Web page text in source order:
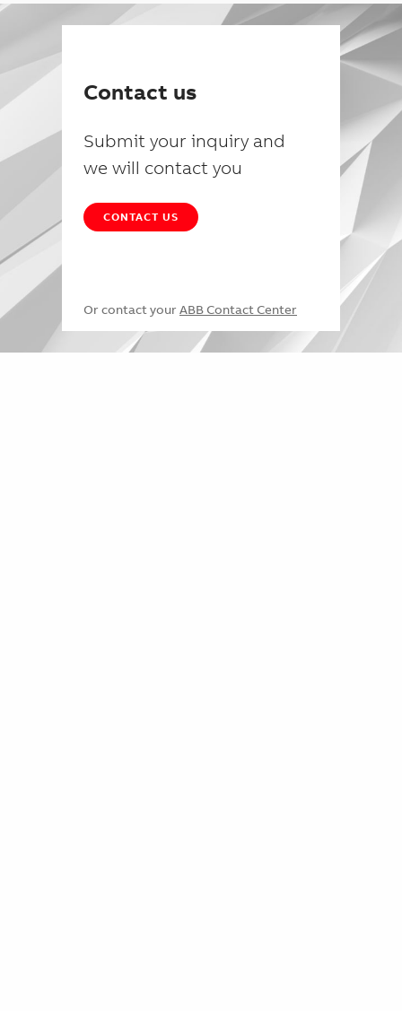
Contact us
Submit your inquiry and
we will contact you
CONTACT US
Or contact your ABB Contact Center